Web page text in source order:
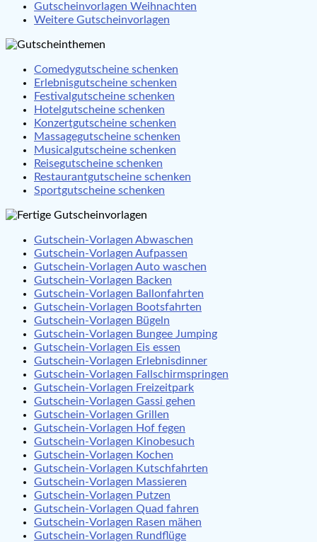
Gutscheinvorlagen Weihnachten
Weitere Gutscheinvorlagen
Comedygutscheine schenken
Erlebnisgutscheine schenken
Festivalgutscheine schenken
Hotelgutscheine schenken
Konzertgutscheine schenken
Massagegutscheine schenken
Musicalgutscheine schenken
Reisegutscheine schenken
Restaurantgutscheine schenken
Sportgutscheine schenken
Gutschein-Vorlagen Abwaschen
Gutschein-Vorlagen Aufpassen
Gutschein-Vorlagen Auto waschen
Gutschein-Vorlagen Backen
Gutschein-Vorlagen Ballonfahrten
Gutschein-Vorlagen Bootsfahrten
Gutschein-Vorlagen Bügeln
Gutschein-Vorlagen Bungee Jumping
Gutschein-Vorlagen Eis essen
Gutschein-Vorlagen Erlebnisdinner
Gutschein-Vorlagen Fallschirmspringen
Gutschein-Vorlagen Freizeitpark
Gutschein-Vorlagen Gassi gehen
Gutschein-Vorlagen Grillen
Gutschein-Vorlagen Hof fegen
Gutschein-Vorlagen Kinobesuch
Gutschein-Vorlagen Kochen
Gutschein-Vorlagen Kutschfahrten
Gutschein-Vorlagen Massieren
Gutschein-Vorlagen Putzen
Gutschein-Vorlagen Quad fahren
Gutschein-Vorlagen Rasen mähen
Gutschein-Vorlagen Rundflüge